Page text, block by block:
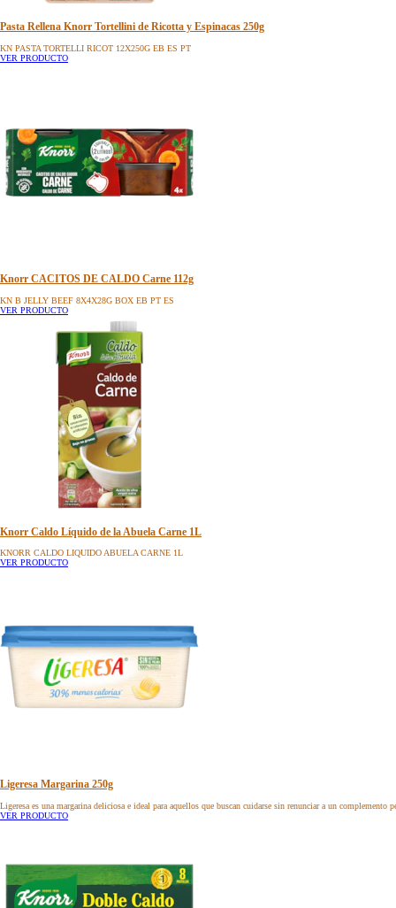
Pasta Rellena Knorr Tortellini de Ricotta y Espinacas 250g
KN PASTA TORTELLI RICOT 12X250G EB ES PT
VER PRODUCTO
Knorr CACITOS DE CALDO Carne 112g
KN B JELLY BEEF 8X4X28G BOX EB PT ES
VER PRODUCTO
Knorr Caldo Líquido de la Abuela Carne 1L
KNORR CALDO LIQUIDO ABUELA CARNE 1L
VER PRODUCTO
Ligeresa Margarina 250g
Ligeresa es una margarina deliciosa e ideal para aquellos que buscan cuidarse sin renunciar a un
VER PRODUCTO